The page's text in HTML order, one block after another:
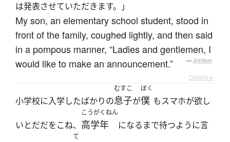
は発表させていただきます。」
My son, an elementary school student, stood in
front of the family, coughed lightly, and then said
in a pompous manner, “Ladies and gentlemen, I
would like to make an announcement.”
— Jreibun
Details ▸
小学校に入学したばかりの
むすこ
息子が
ぼく
僕 もスマホが欲し
いとだだをこね、
こうがくねん
高学年 になるまで待つように言
て